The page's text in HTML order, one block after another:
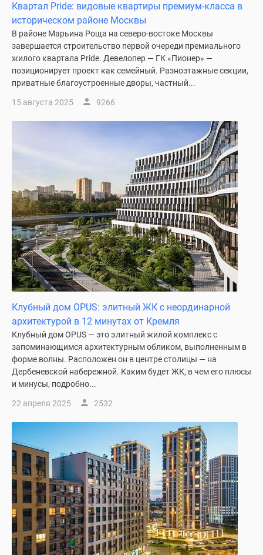
программы
Медиа
Новости
недвижимости
Мнение
эксперта
рынка
Покупателю
новостроек
авторы
проекте
Контакты
Реклама
сайте
Дзен
Машино-
места
Апартаменты
#траншевая
ипотека
#рассрочка
ИТ-
скидками
41%
Видео
360°
новостроек
Субсидированная
Квартал Pride: видовые квартиры премиум-класса в
историческом районе Москвы
В районе Марьина Роща на северо-востоке Москвы
завершается строительство первой очереди премиального
жилого квартала Pride. Девелопер — ГК «Пионер» —
позиционирует проект как семейный. Разноэтажные секции,
приватные благоустроенные дворы, частный...
15 августа 2025 9266
Клубный дом OPUS: элитный ЖК с неординарной
архитектурой в 12 минутах от Кремля
Клубный дом OPUS — это элитный жилой комплекс с
запоминающимся архитектурным обликом, выполненным в
форме волны. Расположен он в центре столицы — на
Дербеневской набережной. Каким будет ЖК, в чем его плюсы
и минусы, подробно...
22 апреля 2025 2532